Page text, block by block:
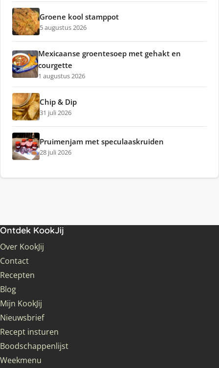
Groene kool stamppot
5 augustus 2026
Mexicaanse groentesoep met gehakt en
courgette
1 augustus 2026
Chip & Dip
31 juli 2026
Pruimenjam met speculaaskruiden
28 juli 2026
Ontdek KookJij
Over KookJij
Contact
Recepten
Blog
Mijn KookJij
Nieuwsbrief
Recept insturen
Boodschappenlijst
Weekmenu